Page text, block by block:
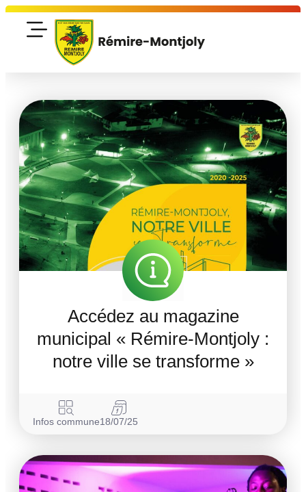
Accédez au magazine
municipal « Rémire-Montjoly :
notre ville se transforme »
Infos commune18/07/25